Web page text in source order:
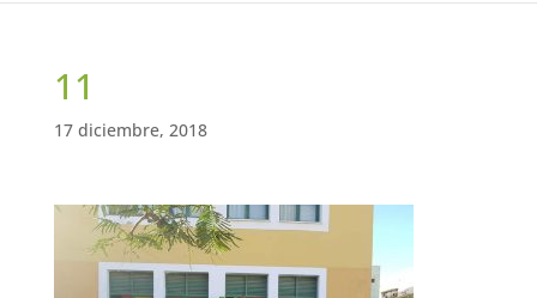
11
17 diciembre, 2018